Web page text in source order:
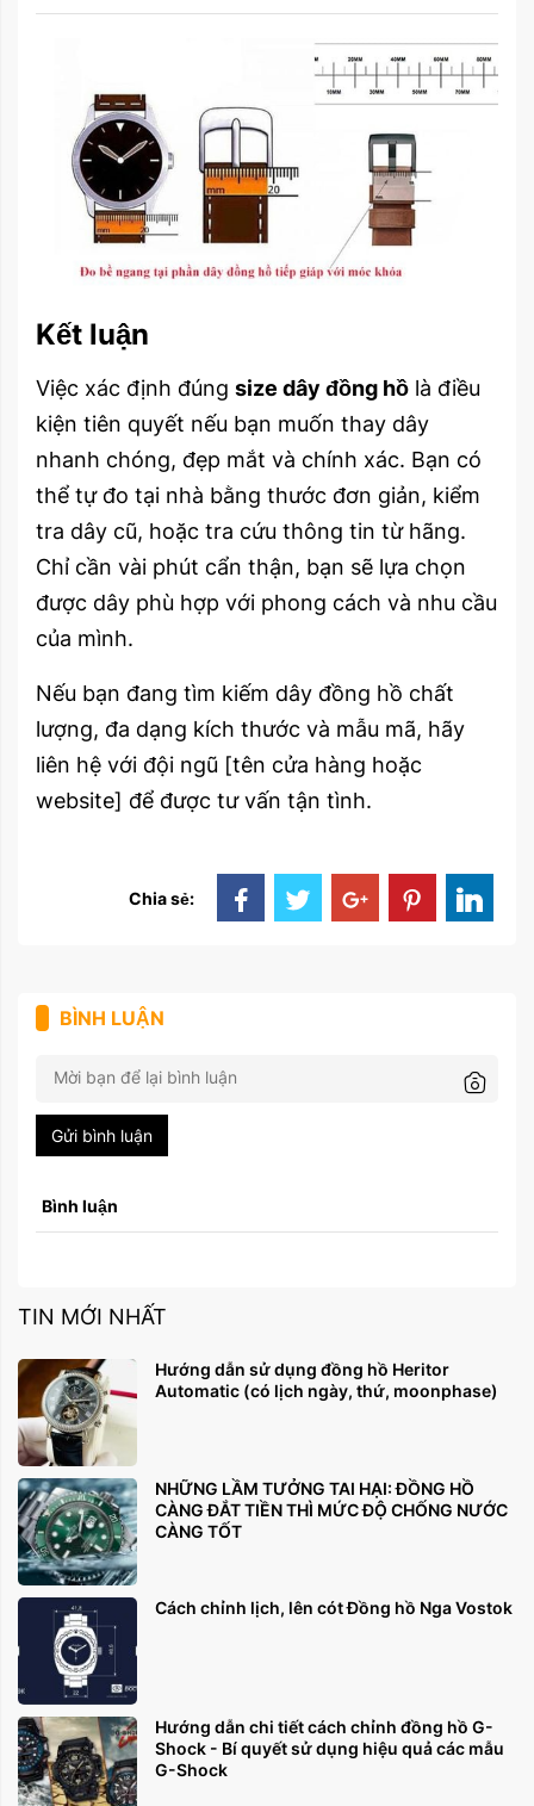
Kết luận
Việc xác định đúng size dây đồng hồ là điều
kiện tiên quyết nếu bạn muốn thay dây
nhanh chóng, đẹp mắt và chính xác. Bạn có
thể tự đo tại nhà bằng thước đơn giản, kiểm
tra dây cũ, hoặc tra cứu thông tin từ hãng.
Chỉ cần vài phút cẩn thận, bạn sẽ lựa chọn
được dây phù hợp với phong cách và nhu cầu
của mình.
Nếu bạn đang tìm kiếm dây đồng hồ chất
lượng, đa dạng kích thước và mẫu mã, hãy
liên hệ với đội ngũ [tên cửa hàng hoặc
website] để được tư vấn tận tình.
Chia sẻ:
BÌNH LUẬN
Gửi bình luận
Bình luận
TIN MỚI NHẤT
Hướng dẫn sử dụng đồng hồ Heritor
Automatic (có lịch ngày, thứ, moonphase)
NHỮNG LẦM TƯỞNG TAI HẠI: ĐỒNG HỒ
CÀNG ĐẮT TIỀN THÌ MỨC ĐỘ CHỐNG NƯỚC
CÀNG TỐT
Cách chỉnh lịch, lên cót Đồng hồ Nga Vostok
Hướng dẫn chi tiết cách chỉnh đồng hồ G-
Shock - Bí quyết sử dụng hiệu quả các mẫu
G-Shock